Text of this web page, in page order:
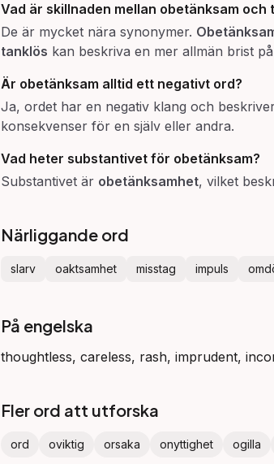
Vad är skillnaden mellan obetänksam och
De är mycket nära synonymer.
tanklös kan beskriva en mer allmän brist
Är obetänksam alltid ett negativt ord?
Ja, ordet har en negativ klang och
konsekvenser för en själv eller andra.
Vad heter substantivet för obetänksam?
Substantivet är obetänksamhet, vilket
Närliggande ord
slarv oaktsamhet misstag impuls
På engelska
thoughtless, careless, rash, imprudent,
Fler ord att utforska
ord oviktig orsaka onyttighet ogilla